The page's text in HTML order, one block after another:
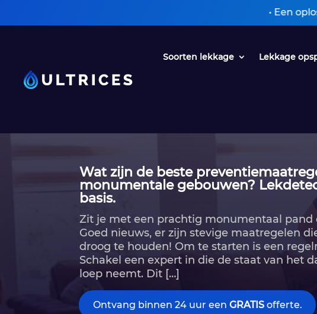
• Een oplossing zonder
Soorten lekkage Lekkage
Wat zijn de beste
monumentale gebouwen?
basis.
Zit je met een prachtig monumentaal pand
Goed nieuws, er zijn stevige maatregelen
droog te houden! Om te starten is een
Schakel een expert in die de staat van het
loep neemt.​ Dit […]
Ontvang binnen 24 uur eenGRATIS offerte.